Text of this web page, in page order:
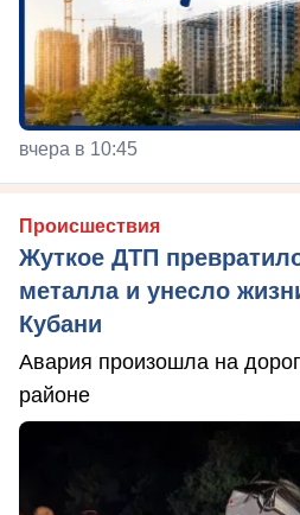
вчера в 10:45
Происшествия
Жуткое ДТП
металла и унесло
Кубани
Авария произошла на
районе